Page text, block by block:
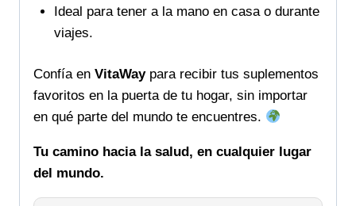
Ideal para tener a la mano en casa o durante
viajes.
Confía en VitaWaypara recibir tus suplementos
favoritos en la puerta de tu hogar, sin importar
en qué parte del mundo te encuentres.
Tu camino hacia la salud, en cualquier lugar
del mundo.